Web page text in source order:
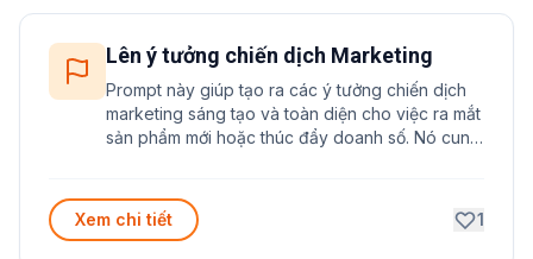
Lên ý tưởng chiến dịch Marketing
Prompt này giúp tạo ra các ý tưởng chiến dịch
marketing sáng tạo và toàn diện cho việc ra mắt
sản phẩm mới hoặc thúc đẩy doanh số. Nó cung
Xem chi tiết
1